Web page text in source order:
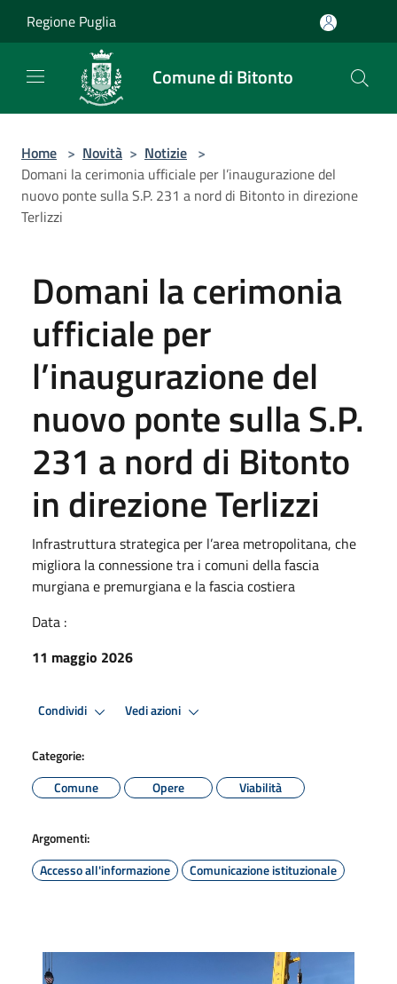
Regione Puglia
Comune di Bitonto
Home > Novità > Notizie >
Domani la cerimonia ufficiale per l’inaugurazione del
nuovo ponte sulla S.P. 231 a nord di Bitonto in direzione
Terlizzi
Domani la cerimonia
ufficiale per
l’inaugurazione del
nuovo ponte sulla S.P.
231 a nord di Bitonto
in direzione Terlizzi
Infrastruttura strategica per l’area metropolitana, che
migliora la connessione tra i comuni della fascia
murgiana e premurgiana e la fascia costiera
Data :
11 maggio 2026
Condividi Vedi azioni
Categorie:
Comune
Opere Viabilità
Argomenti:
Accesso all'informazione
Comunicazione istituzionale